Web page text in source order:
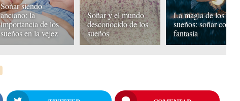
Soñar siendo
anciano: la
importancia de los
sueños en la vejez
Soñar y el mundo
desconocido de los
sueños
La magia de los
sueños: soñar con
fantasía